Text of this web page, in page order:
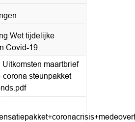
Wet tijdelijke
Covid-19
Uitkomsten maartbrief
corona steunpakket